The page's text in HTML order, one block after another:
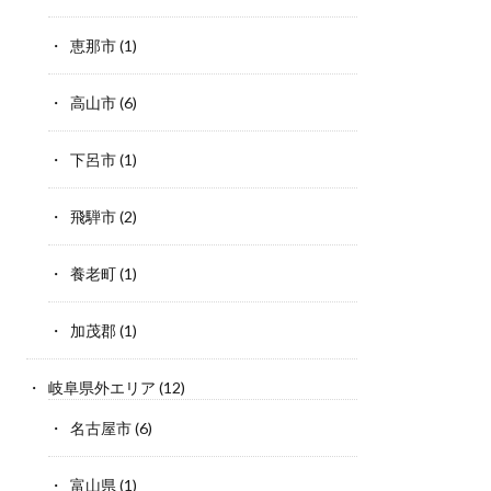
恵那市(1)
高山市(6)
下呂市(1)
飛騨市(2)
養老町(1)
加茂郡(1)
岐阜県外エリア (12)
名古屋市(6)
富山県 (1)